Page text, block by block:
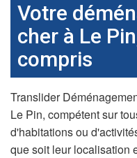
Votre
cher à Le
compris
Translider
Le Pin, compétent sur
d'habitations ou
que soit leur localisation